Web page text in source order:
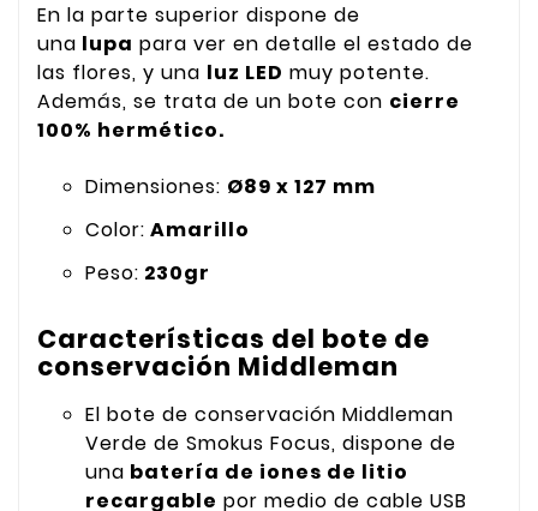
En la parte superior dispone de
una lupa para ver en detalle el estado de
las flores, y una luz LED muy potente.
Además, se trata de un bote con cierre
100% hermético.
Dimensiones: Ø89 x 127 mm
Color: Amarillo
Peso: 230gr
Características del bote de
conservación Middleman
El bote de conservación Middleman
Verde de Smokus Focus, dispone de
una batería de iones de litio
recargable por medio de cable USB